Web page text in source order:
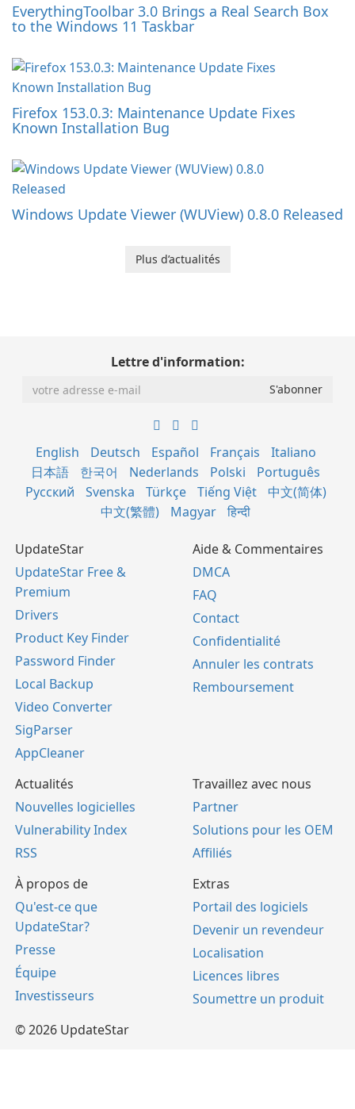
EverythingToolbar 3.0 Brings a Real Search Box
to the Windows 11 Taskbar
Firefox 153.0.3: Maintenance Update Fixes
Known Installation Bug
Windows Update Viewer (WUView) 0.8.0 Released
Plus d’actualités
Lettre d'information:
English Deutsch Español Français
Italiano
日本語
한국어 Nederlands Polski
Português
Русский
Svenska Türkçe Tiếng Việt
中文(简体)
中文(繁體)
Magyar हिन्दी
UpdateStar
UpdateStar Free &
Premium
Drivers
Product Key Finder
Password Finder
Local Backup
Video Converter
SigParser
AppCleaner
Aide & Commentaires
DMCA
FAQ
Contact
Confidentialité
Annuler les contrats
Remboursement
Actualités
Nouvelles logicielles
Vulnerability Index
RSS
Travaillez avec nous
Partner
Solutions pour les OEM
Affiliés
À propos de
Qu'est-ce que
UpdateStar?
Presse
Équipe
Investisseurs
Extras
Portail des logiciels
Devenir un revendeur
Localisation
Licences libres
Soumettre un produit
© 2026 UpdateStar